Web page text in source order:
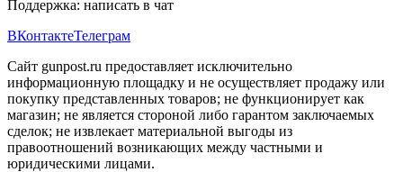
Поддержка: написать в чат
ВКонтактеТелеграм
Сайт gunpost.ru предоставляет исключительно
информационную площадку и не осуществляет продажу или
покупку представленных товаров; не функционирует как
магазин; не является стороной либо гарантом заключаемых
сделок; не извлекает материальной выгоды из
правоотношений возникающих между частными и
юридическими лицами.